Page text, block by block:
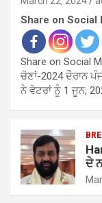
Share on Social
Share on Social
ਚੋਣਾਂ-2024 ਦੌਰਾਨ
ਨੇ ਵੋਟਰਾਂ ਨੂੰ 1 ਜੂਨ,
ਦੇ